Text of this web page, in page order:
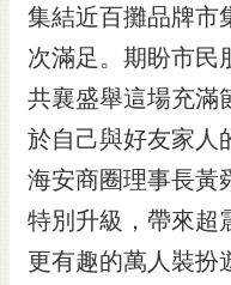
RSS
訂
閱
電
子
報
市
民
信
集結近百攤品牌市
次滿足。期盼市民
共襄盛舉這場充滿
於自己與好友家人
海安商圈理事長黃
特別升級，帶來超
更有趣的萬人裝扮